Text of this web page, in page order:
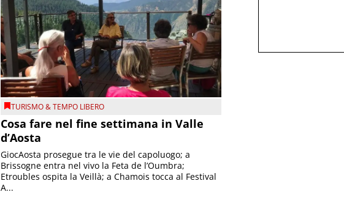
TURISMO & TEMPO LIBERO
Cosa fare nel fine settimana in Valle
d’Aosta
GiocAosta prosegue tra le vie del capoluogo; a
Brissogne entra nel vivo la Feta de l’Oumbra;
Etroubles ospita la Veillà; a Chamois tocca al Festival
A...